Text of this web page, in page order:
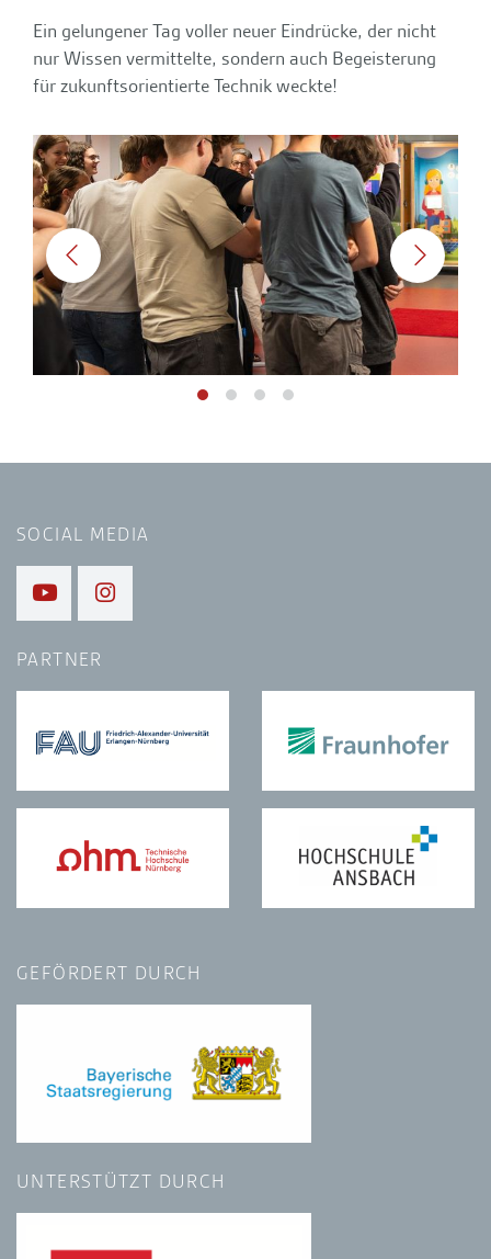
Ein gelungener Tag voller neuer Eindrücke, der nicht
nur Wissen vermittelte, sondern auch Begeisterung
für zukunftsorientierte Technik weckte!
SOCIAL MEDIA
PARTNER
GEFÖRDERT DURCH
UNTERSTÜTZT DURCH